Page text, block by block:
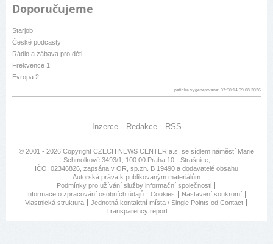
Doporučujeme
Starjob
České podcasty
Rádio a zábava pro děti
Frekvence 1
Evropa 2
patička vygenerovaná: 07:50:14 09.08.2026
Inzerce Redakce RSS
© 2001 - 2026 Copyright CZECH NEWS CENTER a.s. se sídlem náměstí Marie
Schmolkové 3493/1, 100 00 Praha 10 - Strašnice,
IČO: 02346826, zapsána v OR, sp.zn. B 19490 a dodavatelé obsahu
Autorská práva k publikovaným materiálům
Podmínky pro užívání služby informační společnosti
Informace o zpracování osobních údajů
Cookies
Nastavení soukromí
Vlastnická struktura
Jednotná kontaktní místa / Single Points od Contact
Transparency report